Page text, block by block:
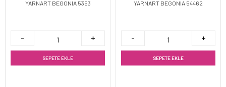
YARNART BEGONIA 5353
SEPETE EKLE
YARNART BEGONIA 54462
SEPETE EKLE